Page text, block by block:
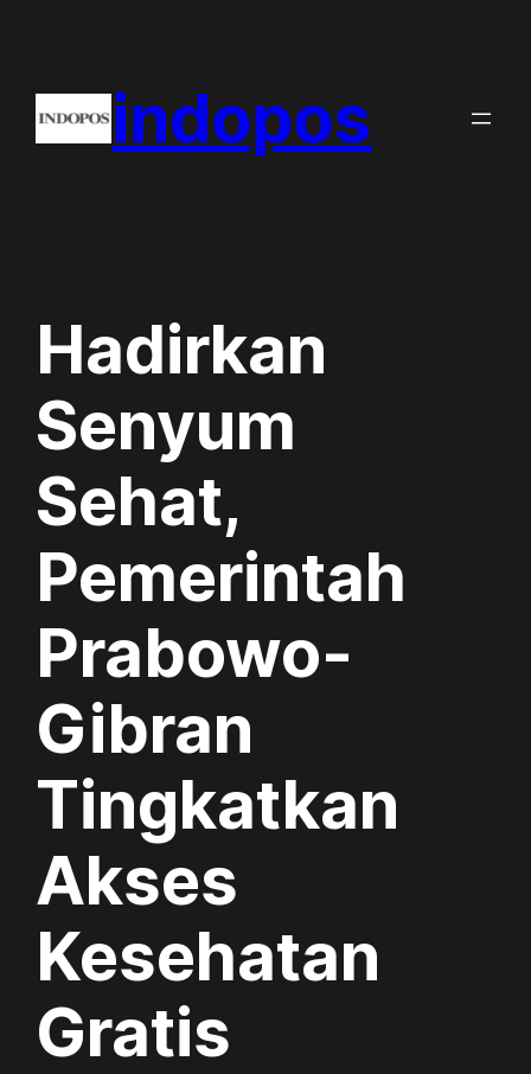
content
indopos
Hadirkan
Senyum
Sehat,
Pemerintah
Prabowo-
Gibran
Tingkatkan
Akses
Kesehatan
Gratis